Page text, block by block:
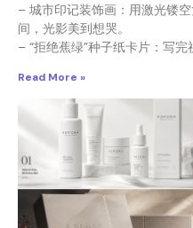
– 城市印记装饰画：用激光镂
间，光影美到想哭。
– “拒绝蕉绿”种子纸卡片：写完
Read More »